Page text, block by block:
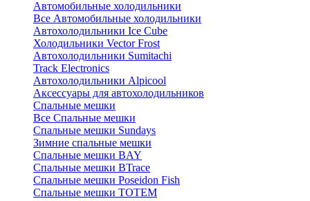
Автомобильные холодильники
Все Автомобильные холодильники
Автохолодильники Ice Cube
Холодильники Vector Frost
Автохолодильники Sumitachi
Track Electronics
Автохолодильники Alpicool
Аксессуары для автохолодильников
Спальные мешки
Все Спальные мешки
Спальные мешки Sundays
Зимние спальные мешки
Спальные мешки BAY
Спальные мешки BTrace
Спальные мешки Poseidon Fish
Спальные мешки ТОТЕМ